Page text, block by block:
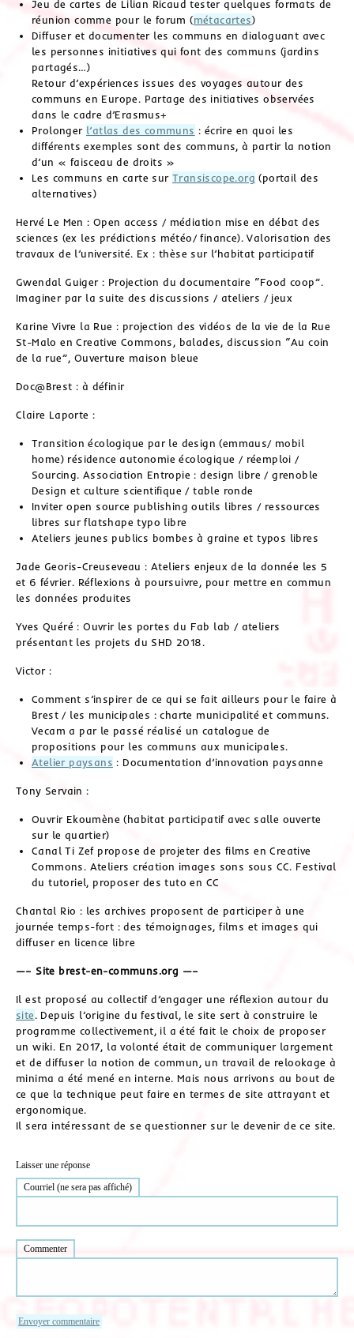
Jeu de cartes de Lilian Ricaud tester quelques formats de
réunion comme pour le forum (métacartes)
Diffuser et documenter les communs en dialoguant avec
les personnes initiatives qui font des communs (jardins
partagés…)
Retour d’expériences issues des voyages autour des
communs en Europe. Partage des initiatives observées
dans le cadre d’Erasmus+
Prolonger l’atlas des communs : écrire en quoi les
différents exemples sont des communs, à partir la notion
d’un « faisceau de droits »
Les communs en carte sur Transiscope.org (portail des
alternatives)
Hervé Le Men : Open access / médiation mise en débat des
sciences (ex les prédictions météo/ finance). Valorisation des
travaux de l’université. Ex : thèse sur l’habitat participatif
Gwendal Guiger : Projection du documentaire “Food coop”.
Imaginer par la suite des discussions / ateliers / jeux
Karine Vivre la Rue : projection des vidéos de la vie de la Rue
St-Malo en Creative Commons, balades, discussion “Au coin
de la rue”, Ouverture maison bleue
Doc@Brest : à définir
Claire Laporte :
Transition écologique par le design (emmaus/ mobil
home) résidence autonomie écologique / réemploi /
Sourcing. Association Entropie : design libre / grenoble
Design et culture scientifique / table ronde
Inviter open source publishing outils libres / ressources
libres sur flatshape typo libre
Ateliers jeunes publics bombes à graine et typos libres
Jade Georis-Creuseveau : Ateliers enjeux de la donnée les 5
et 6 février. Réflexions à poursuivre, pour mettre en commun
les données produites
Yves Quéré : Ouvrir les portes du Fab lab / ateliers
présentant les projets du SHD 2018.
Victor :
Comment s’inspirer de ce qui se fait ailleurs pour le faire à
Brest / les municipales : charte municipalité et communs.
Vecam a par le passé réalisé un catalogue de
propositions pour les communs aux municipales.
Atelier paysans : Documentation d’innovation paysanne
Tony Servain :
Ouvrir Ekoumène (habitat participatif avec salle ouverte
sur le quartier)
Canal Ti Zef propose de projeter des films en Creative
Commons. Ateliers création images sons sous CC. Festival
du tutoriel, proposer des tuto en CC
Chantal Rio : les archives proposent de participer à une
journée temps-fort : des témoignages, films et images qui
diffuser en licence libre
—– Site brest-en-communs.org —–
Il est proposé au collectif d’engager une réflexion autour du
site. Depuis l’origine du festival, le site sert à construire le
programme collectivement, il a été fait le choix de proposer
un wiki. En 2017, la volonté était de communiquer largement
et de diffuser la notion de commun, un travail de relookage à
minima a été mené en interne. Mais nous arrivons au bout de
ce que la technique peut faire en termes de site attrayant et
ergonomique.
Il sera intéressant de se questionner sur le devenir de ce site.
Laisser une réponse
Courriel (ne sera pas affiché)
Commenter